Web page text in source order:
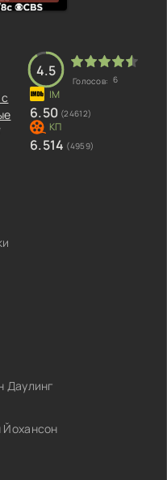
4.5
Голосов: 6
6.50 (24612)
6.514 (4959)
Даулинг